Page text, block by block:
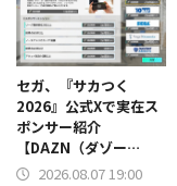
セガ、『サカつく
2026』公式Xで実在ス
ポンサー紹介
【DAZN（ダゾー
ン）】篇をポスト
2026.08.07 19:00